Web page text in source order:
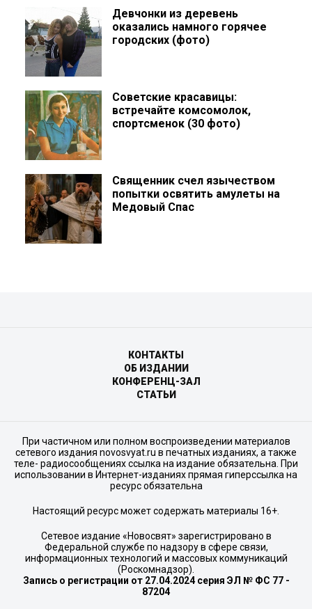
Девчонки из деревень
оказались намного горячее
городских (фото)
Советские красавицы:
встречайте комсомолок,
спортсменок (30 фото)
Священник счел язычеством
попытки освятить амулеты на
Медовый Спас
КОНТАКТЫ
ОБ ИЗДАНИИ
КОНФЕРЕНЦ-ЗАЛ
СТАТЬИ
При частичном или полном воспроизведении материалов
сетевого издания novosvyat.ru в печатных изданиях, а также
теле- радиосообщениях ссылка на издание обязательна. При
использовании в Интернет-изданиях прямая гиперссылка на
ресурс обязательна
Настоящий ресурс может содержать материалы 16+.
Сетевое издание «Новосвят» зарегистрировано в
Федеральной службе по надзору в сфере связи,
информационных технологий и массовых коммуникаций
(Роскомнадзор).
Запись о регистрации от 27.04.2024 серия ЭЛ № ФС 77 -
87204